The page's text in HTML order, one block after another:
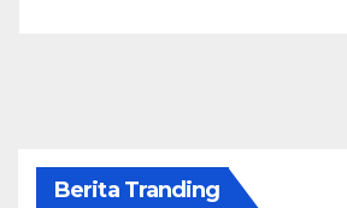
Berita Tranding